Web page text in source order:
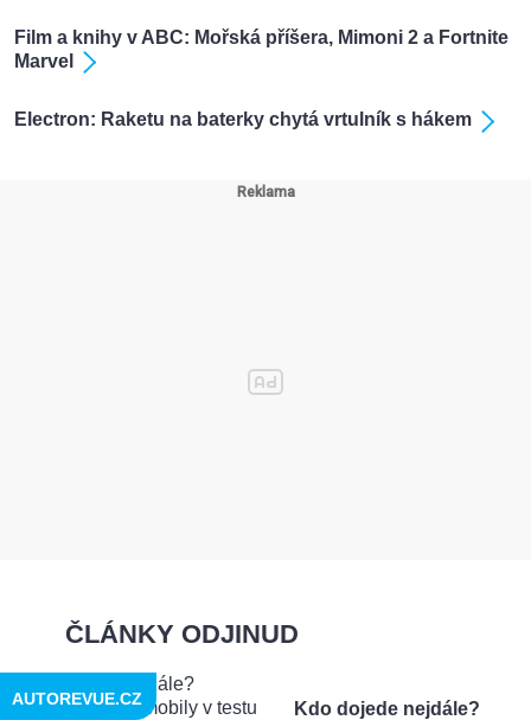
Film a knihy v ABC: Mořská příšera, Mimoni 2 a Fortnite
Marvel
Electron: Raketu na baterky chytá vrtulník s hákem
ČLÁNKY ODJINUD
Kdo dojede nejdále?
AUTOREVUE.CZ